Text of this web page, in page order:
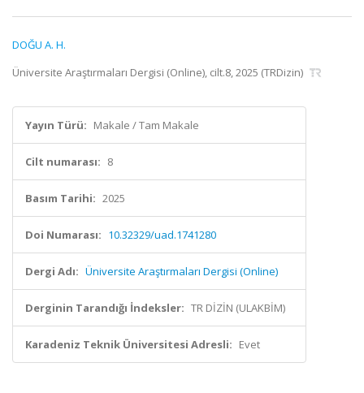
DOĞU A. H.
Üniversite Araştırmaları Dergisi (Online), cilt.8, 2025 (TRDizin)
Yayın Türü: Makale / Tam Makale
Cilt numarası: 8
Basım Tarihi: 2025
Doi Numarası: 10.32329/uad.1741280
Dergi Adı: Üniversite Araştırmaları Dergisi (Online)
Derginin Tarandığı İndeksler: TR DİZİN (ULAKBİM)
Karadeniz Teknik Üniversitesi Adresli: Evet